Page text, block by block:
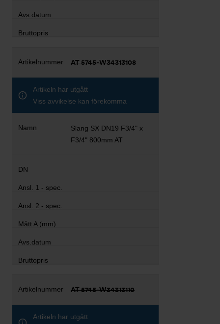
AT 5745-W34313108
Artikeln har utgått
Viss avvikelse kan förekomma
Slang SX DN19 F3/4" x
F3/4" 800mm AT
AT 5745-W34313110
Artikeln har utgått